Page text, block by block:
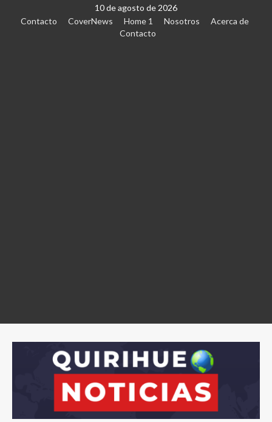
10 de agosto de 2026
Contacto
CoverNews Home 1 Nosotros
Acerca de
Contacto